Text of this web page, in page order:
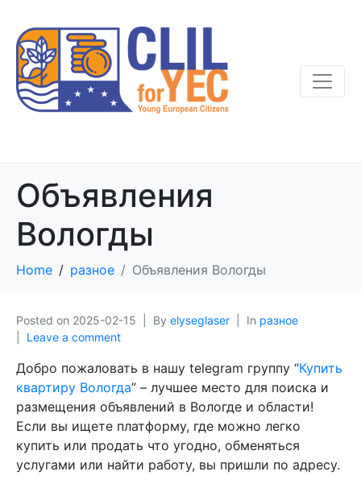
Объявления
Вологды
Home разное Объявления Вологды
Posted on 2025-02-15 By elyseglaser In разное
Leave a comment
Добро пожаловать в нашу telegram группу “Купить
квартиру Вологда” – лучшее место для поиска и
размещения объявлений в Вологде и области!
Если вы ищете платформу, где можно легко
купить или продать что угодно, обменяться
услугами или найти работу, вы пришли по адресу.